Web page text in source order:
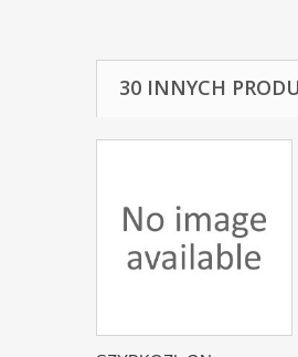
30 INNYCH